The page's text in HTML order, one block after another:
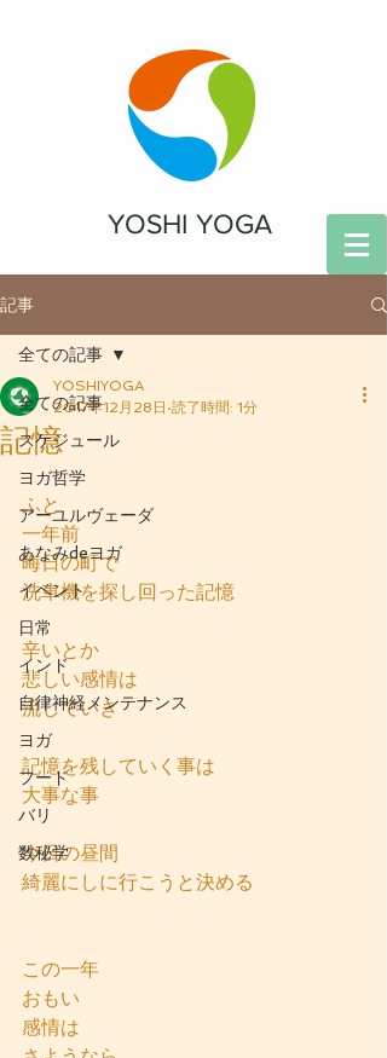
YOSHI YOGA
記事
全ての記事
スケジュール
ヨガ哲学
アーユルヴェーダ
あなみdeヨガ
イベント
日常
インド
自律神経メンテナンス
ヨガ
フード
バリ
数秘学
全ての記事
記憶
YOSHIYOGA
2017年12月28日 読了時間: 1分
ふと
一年前
晦日の町で
洗車機を探し回った記憶
辛いとか
悲しい感情は
流していき
記憶を残していく事は
大事な事
今日の昼間
綺麗にしに行こうと決める
この一年
おもい
感情は